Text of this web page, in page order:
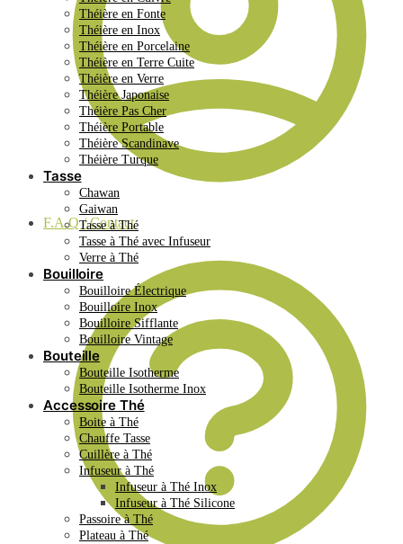
F.A.Q / Contact
Théière en Fonte
Théière en Inox
Théière en Porcelaine
Théière en Terre Cuite
Théière en Verre
Théière Japonaise
Théière Pas Cher
Théière Portable
Théière Scandinave
Théière Turque
Tasse
Chawan
Gaiwan
Tasse à Thé
Tasse à Thé avec Infuseur
Verre à Thé
Bouilloire
Bouilloire Électrique
Bouilloire Inox
Bouilloire Sifflante
Bouilloire Vintage
Bouteille
Bouteille Isotherme
Bouteille Isotherme Inox
Accessoire Thé
Boite à Thé
Chauffe Tasse
Cuillère à Thé
Infuseur à Thé
Infuseur à Thé Inox
Infuseur à Thé Silicone
Passoire à Thé
Plateau à Thé